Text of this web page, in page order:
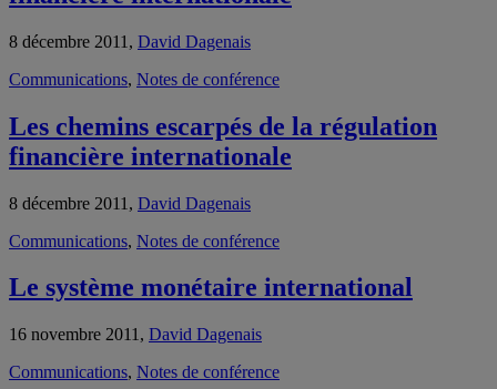
8 décembre 2011, David Dagenais
Communications, Notes de conférence
Les chemins escarpés de la régulation
financière internationale
8 décembre 2011, David Dagenais
Communications, Notes de conférence
Le système monétaire international
16 novembre 2011, David Dagenais
Communications, Notes de conférence